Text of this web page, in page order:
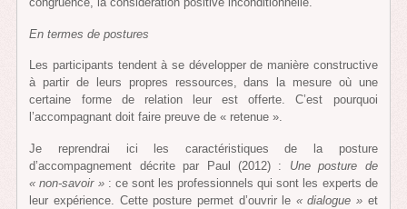
En termes de postures
Les participants tendent à se développer de manière constructive
à partir de leurs propres ressources, dans la mesure où une
certaine forme de relation leur est offerte. C’est pourquoi
l’accompagnant doit faire preuve de « retenue ».
Je reprendrai ici les caractéristiques de la posture
d’accompagnement décrite par Paul (2012) : Une posture de
« non-savoir »: ce sont les professionnels qui sont les experts de
leur expérience. Cette posture permet d’ouvrir le « dialogue » et